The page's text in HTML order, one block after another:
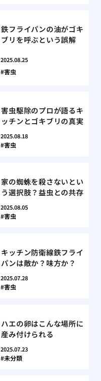
鉄フライパンの油がゴキ
ブリを呼ぶという誤解
2025.08.25
害虫
害虫駆除のプロが語るキ
ッチンとゴキブリの真実
2025.08.18
害虫
家の蜘蛛を殺さないとい
う選択肢？益虫との共存
2025.08.05
害虫
キッチン防衛線鉄フライ
パンは敵か？味方か？
2025.07.28
害虫
ハエの卵はこんな場所に
産み付けられる
2025.07.23
未分類